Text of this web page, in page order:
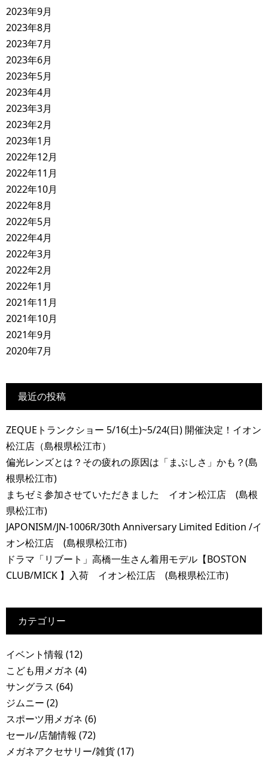
2023年9月
2023年8月
2023年7月
2023年6月
2023年5月
2023年4月
2023年3月
2023年2月
2023年1月
2022年12月
2022年11月
2022年10月
2022年8月
2022年5月
2022年4月
2022年3月
2022年2月
2022年1月
2021年11月
2021年10月
2021年9月
2020年7月
最近の投稿
ZEQUEトランクショー 5/16(土)~5/24(日) 開催決定！イオン
松江店（島根県松江市）
偏光レンズとは？その疲れの原因は「まぶしさ」かも？(島
根県松江市)
まちゼミ参加させていただきました イオン松江店 (島根
県松江市)
JAPONISM/JN-1006R/30th Anniversary Limited Edition /イ
オン松江店 (島根県松江市)
ドラマ「リブート」高橋一生さん着用モデル【BOSTON
CLUB/MICK 】入荷 イオン松江店 (島根県松江市)
カテゴリー
イベント情報 (12)
こども用メガネ (4)
サングラス (64)
ジムニー (2)
スポーツ用メガネ (6)
セール/店舗情報 (72)
メガネアクセサリー/雑貨(17)